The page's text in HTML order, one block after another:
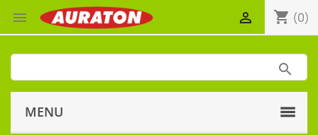
 shopping_cart (0)

MENU